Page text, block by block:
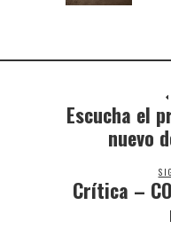
Escucha el
nuevo
Crítica –